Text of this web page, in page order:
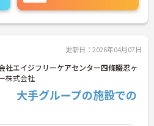
イナビまでお問い合わ
お伝えします！
更新日：2026年04月07日
社エイジフリーケアセンター四條畷忍ヶ
株式会社
大手グループの施設での